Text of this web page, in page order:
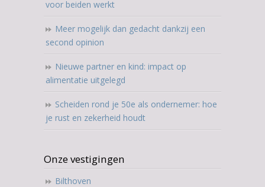
voor beiden werkt
Meer mogelijk dan gedacht dankzij een
second opinion
Nieuwe partner en kind: impact op
alimentatie uitgelegd
Scheiden rond je 50e als ondernemer: hoe
je rust en zekerheid houdt
Onze vestigingen
Bilthoven